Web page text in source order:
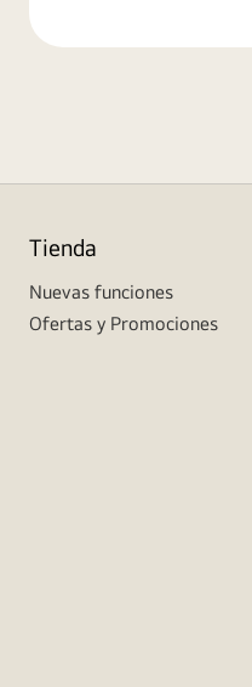
Tienda
Nuevas funciones
Ofertas y Promociones